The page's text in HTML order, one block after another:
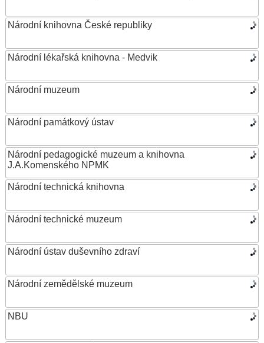
Národní knihovna České republiky
Národní lékařská knihovna - Medvik
Národní muzeum
Národní památkový ústav
Národní pedagogické muzeum a knihovna
J.A.Komenského NPMK
Národní technická knihovna
Národní technické muzeum
Národní ústav duševního zdraví
Národní zemědělské muzeum
NBU